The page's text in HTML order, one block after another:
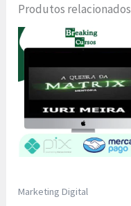
Produtos relacionados
Marketing Digital